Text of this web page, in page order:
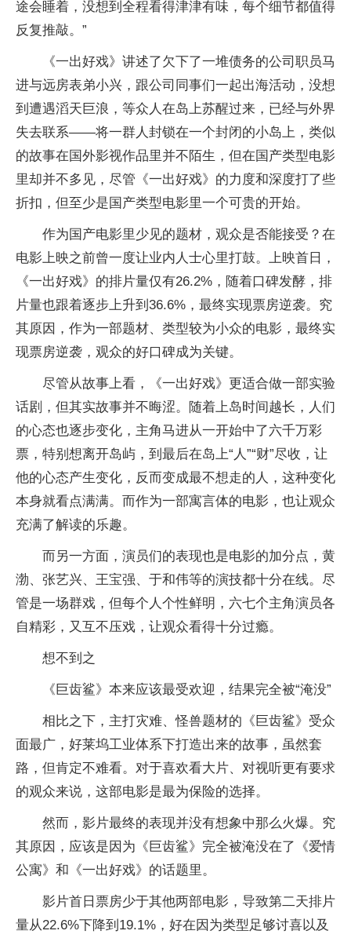
途会睡着，没想到全程看得津津有味，每个细节都值得
反复推敲。”
《一出好戏》讲述了欠下了一堆债务的公司职员马
进与远房表弟小兴，跟公司同事们一起出海活动，没想
到遭遇滔天巨浪，等众人在岛上苏醒过来，已经与外界
失去联系——将一群人封锁在一个封闭的小岛上，类似
的故事在国外影视作品里并不陌生，但在国产类型电影
里却并不多见，尽管《一出好戏》的力度和深度打了些
折扣，但至少是国产类型电影里一个可贵的开始。
作为国产电影里少见的题材，观众是否能接受？在
电影上映之前曾一度让业内人士心里打鼓。上映首日，
《一出好戏》的排片量仅有26.2%，随着口碑发酵，排
片量也跟着逐步上升到36.6%，最终实现票房逆袭。究
其原因，作为一部题材、类型较为小众的电影，最终实
现票房逆袭，观众的好口碑成为关键。
尽管从故事上看，《一出好戏》更适合做一部实验
话剧，但其实故事并不晦涩。随着上岛时间越长，人们
的心态也逐步变化，主角马进从一开始中了六千万彩
票，特别想离开岛屿，到最后在岛上“人”“财”尽收，让
他的心态产生变化，反而变成最不想走的人，这种变化
本身就看点满满。而作为一部寓言体的电影，也让观众
充满了解读的乐趣。
而另一方面，演员们的表现也是电影的加分点，黄
渤、张艺兴、王宝强、于和伟等的演技都十分在线。尽
管是一场群戏，但每个人个性鲜明，六七个主角演员各
自精彩，又互不压戏，让观众看得十分过瘾。
想不到之
《巨齿鲨》本来应该最受欢迎，结果完全被“淹没”
相比之下，主打灾难、怪兽题材的《巨齿鲨》受众
面最广，好莱坞工业体系下打造出来的故事，虽然套
路，但肯定不难看。对于喜欢看大片、对视听更有要求
的观众来说，这部电影是最为保险的选择。
然而，影片最终的表现并没有想象中那么火爆。究
其原因，应该是因为《巨齿鲨》完全被淹没在了《爱情
公寓》和《一出好戏》的话题里。
影片首日票房少于其他两部电影，导致第二天排片
量从22.6%下降到19.1%，好在因为类型足够讨喜以及